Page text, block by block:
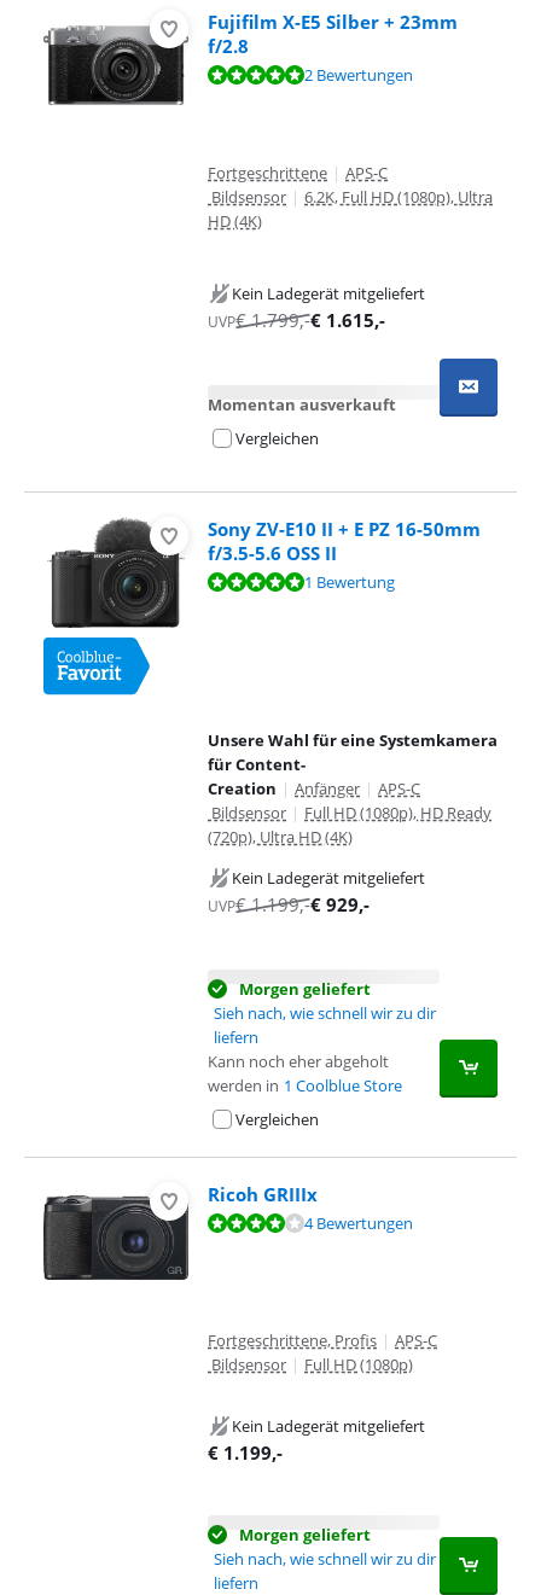
Fujifilm X-E5 Silber + 23mm
f/2.8
Bewertet mit 9,8 von 10, basierend auf 2 Bewertungen.
2 Bewertungen
Fortgeschrittene | APS-C
Bildsensor | 6.2K, Full HD (1080p), Ultra
HD (4K)
Kein Ladegerät mitgeliefert
UVP€1.799,-€ 1.615,-
Momentan ausverkauft
Vergleichen
Sony ZV-E10 II + E PZ 16-50mm
f/3.5-5.6 OSS II
Bewertet mit 10 von 10, basierend auf 1 Bewertung.
1 Bewertung
Unsere Wahl für eine Systemkamera
für Content-
Creation | Anfänger | APS-C
Bildsensor | Full HD (1080p), HD Ready
(720p), Ultra HD (4K)
Kein Ladegerät mitgeliefert
UVP€1.199,-€ 929,-
Morgen geliefert
Sieh nach, wie schnell wir zu dir
liefern
Kann noch eher abgeholt
werden in 1 Coolblue Store
Vergleichen
Ricoh GRIIIx
Bewertet mit 8,2 von 10, basierend auf 4 Bewertungen.
4 Bewertungen
Fortgeschrittene, Profis | APS-C
Bildsensor | Full HD (1080p)
Kein Ladegerät mitgeliefert
€ 1.199,-
Morgen geliefert
Sieh nach, wie schnell wir zu dir
liefern